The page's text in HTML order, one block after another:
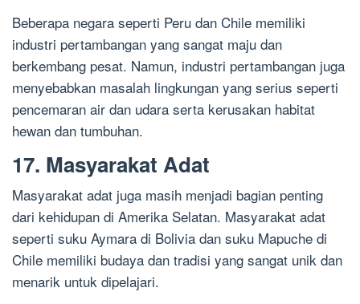
Beberapa negara seperti Peru dan Chile memiliki
industri pertambangan yang sangat maju dan
berkembang pesat. Namun, industri pertambangan juga
menyebabkan masalah lingkungan yang serius seperti
pencemaran air dan udara serta kerusakan habitat
hewan dan tumbuhan.
17. Masyarakat Adat
Masyarakat adat juga masih menjadi bagian penting
dari kehidupan di Amerika Selatan. Masyarakat adat
seperti suku Aymara di Bolivia dan suku Mapuche di
Chile memiliki budaya dan tradisi yang sangat unik dan
menarik untuk dipelajari.